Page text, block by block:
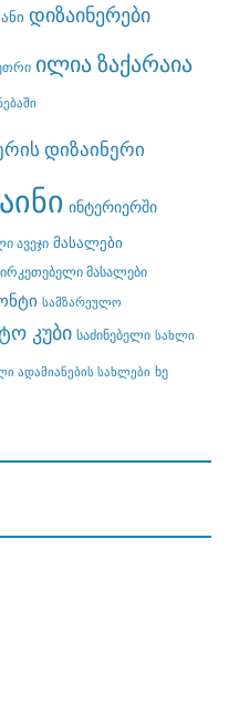
დიზაინერები
ილია ზაქარაია
დიზაინერი
ინტერიერში
ავეჯი მასალები
მასალები
სამზარეულო
კუბი საძინებელი სახლი
ადამიანების სახლები ხე